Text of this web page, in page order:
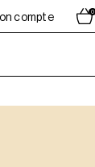
compte
0